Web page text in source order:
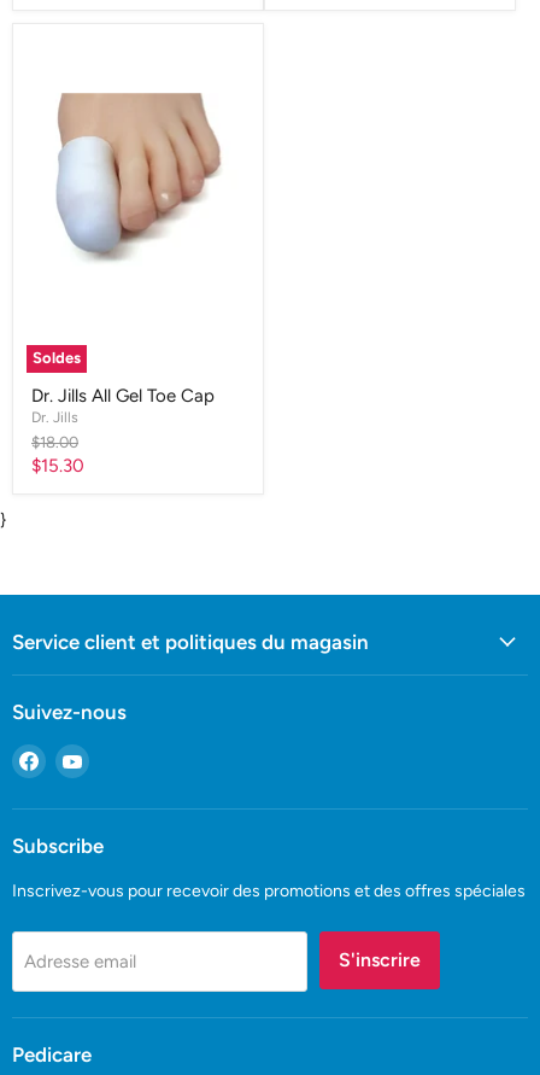
Soldes
Dr. Jills All Gel Toe Cap
Dr. Jills
Prix
d'origine
$18.00
Prix
$15.30
}
Service client et politiques du magasin
Suivez-nous
Trouvez-
nous
sur
Facebook
Trouvez-
sur
Subscribe
Inscrivez-vous pour recevoir des promotions et des offres spéciales
Adresse email S'inscrire
Pedicare